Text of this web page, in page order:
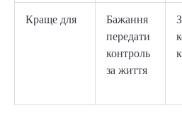
Краще для
Бажання
передати
контроль
за життя